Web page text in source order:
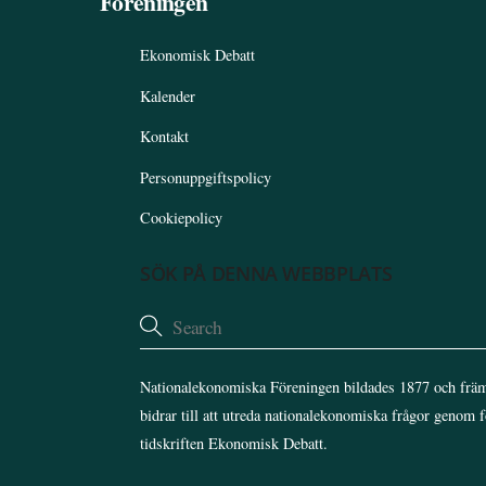
Ekonomisk Debatt
Kalender
Kontakt
Personuppgiftspolicy
Cookiepolicy
SÖK PÅ DENNA WEBBPLATS
Nationalekonomiska Föreningen bildades 1877 och
bidrar till att utreda nationalekonomiska frågor genom
tidskriften Ekonomisk Debatt.